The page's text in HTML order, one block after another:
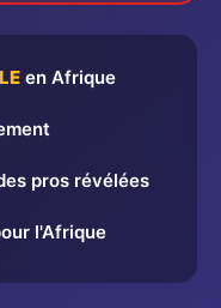
en Afrique
pros révélées
l'Afrique